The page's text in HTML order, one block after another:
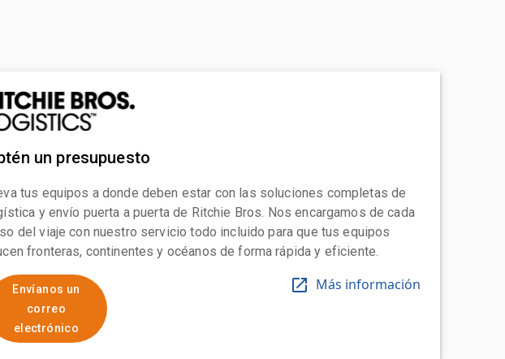
un presupuesto
tus equipos a donde deben estar con las soluciones completas de
y envío puerta a puerta de Ritchie Bros. Nos encargamos de cada
del viaje con nuestro servicio todo incluido para que tus equipos
fronteras, continentes y océanos de forma rápida y eficiente.
Envíanos un
correo
electrónico
Más información